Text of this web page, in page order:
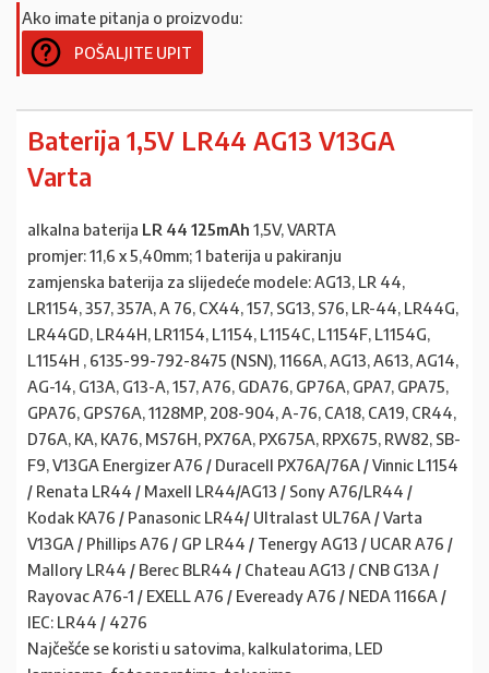
Ako imate pitanja o proizvodu:
POŠALJITE UPIT
Baterija 1,5V LR44 AG13 V13GA
Varta
alkalna baterija LR 44 125mAh 1,5V, VARTA
promjer: 11,6 x 5,40mm; 1 baterija u pakiranju
zamjenska baterija za slijedeće modele: AG13, LR 44,
LR1154, 357, 357A, A 76, CX44, 157, SG13, S76, LR-44, LR44G,
LR44GD, LR44H, LR1154, L1154, L1154C, L1154F, L1154G,
L1154H , 6135-99-792-8475 (NSN), 1166A, AG13, A613, AG14,
AG-14, G13A, G13-A, 157, A76, GDA76, GP76A, GPA7, GPA75,
GPA76, GPS76A, 1128MP, 208-904, A-76, CA18, CA19, CR44,
D76A, KA, KA76, MS76H, PX76A, PX675A, RPX675, RW82, SB-
F9, V13GA Energizer A76 / Duracell PX76A/76A / Vinnic L1154
/ Renata LR44 / Maxell LR44/AG13 / Sony A76/LR44 /
Kodak KA76 / Panasonic LR44/ Ultralast UL76A / Varta
V13GA / Phillips A76 / GP LR44 / Tenergy AG13 / UCAR A76 /
Mallory LR44 / Berec BLR44 / Chateau AG13 / CNB G13A /
Rayovac A76-1 / EXELL A76 / Eveready A76 / NEDA 1166A /
IEC: LR44 / 4276
Najčešće se koristi u satovima, kalkulatorima, LED